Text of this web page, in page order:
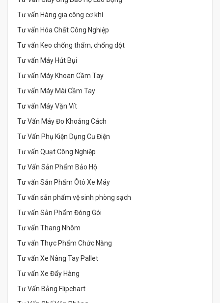
Tư vấn Hàng gia công cơ khí
Tư vấn Hóa Chất Công Nghiệp
Tư vấn Keo chống thấm, chống dột
Tư vấn Máy Hút Bụi
Tư vấn Máy Khoan Cầm Tay
Tư vấn Máy Mài Cầm Tay
Tư vấn Máy Vặn Vít
Tư Vấn Máy Đo Khoảng Cách
Tư Vấn Phụ Kiện Dụng Cụ Điện
Tư vấn Quạt Công Nghiệp
Tư Vấn Sản Phẩm Bảo Hộ
Tư vấn Sản Phẩm Ôtô Xe Máy
Tư vấn sản phẩm vệ sinh phòng sạch
Tư vấn Sản Phẩm Đóng Gói
Tư vấn Thang Nhôm
Tư vấn Thực Phẩm Chức Năng
Tư vấn Xe Nâng Tay Pallet
Tư vấn Xe Đẩy Hàng
Tư Vấn Bảng Flipchart